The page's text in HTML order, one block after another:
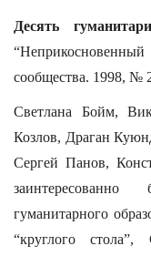
Десять
сообщества. 1998, №
Светлана Бойм,
Козлов, Драган
Сергей Панов,
гуманитарного
“круглого